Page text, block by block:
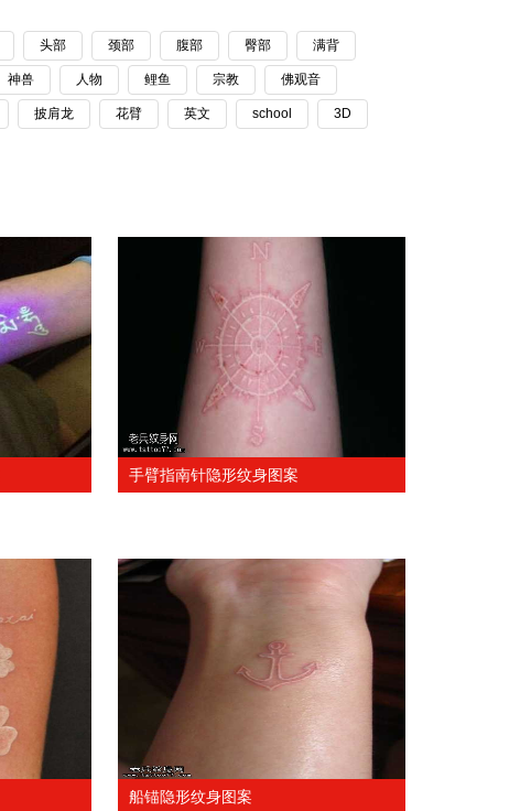
头部 颈部 腹部 臀部 满背
神兽 人物 鲤鱼 宗教 佛观音
披肩龙 花臂 英文 school 3D
手臂指南针隐形纹身图案
船锚隐形纹身图案